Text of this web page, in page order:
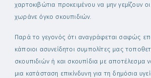
χαρτοκιβώτια προκειμένου να μην γεμίζουν
χωράνε όγκο σκουπιδιών.
Παρά το γεγονός ότι αναγράφεται σαφώς
κάποιοι ασυνείδητοι συμπολίτες μας
σκουπιδιών ή και σκουπίδια με αποτέλεσμα
μια κατάσταση επικίνδυνη για τη δημόσια